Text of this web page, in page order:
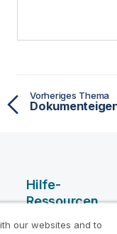
Vorheriges Thema
Hilfe-
Ressourcen
Qlik Hilfe-Videos
our websites and to